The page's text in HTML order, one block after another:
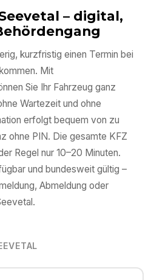
– digital,
kurzfristig einen Termin bei
Mit
Sie Ihr Fahrzeug ganz
Wartezeit und ohne
erfolgt bequem von zu
ohne PIN. Die gesamte KFZ
Regel nur 10–20 Minuten.
und bundesweit gültig –
Abmeldung oder
.